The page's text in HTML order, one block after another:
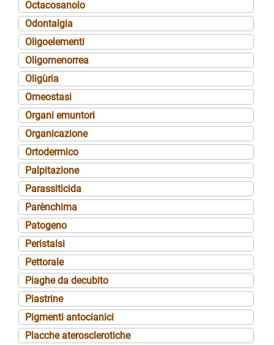
Octacosanolo
Odontalgia
Oligoelementi
Oligomenorrea
Oligùria
Omeostasi
Organi emuntori
Organicazione
Ortodermico
Palpitazione
Parassiticida
Parènchima
Patogeno
Peristalsi
Pettorale
Piaghe da decubito
Piastrine
Pigmenti antocianici
Placche aterosclerotiche